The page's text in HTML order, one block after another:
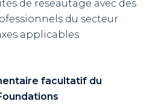
de réseautage avec des
du secteur
applicables
facultatif du